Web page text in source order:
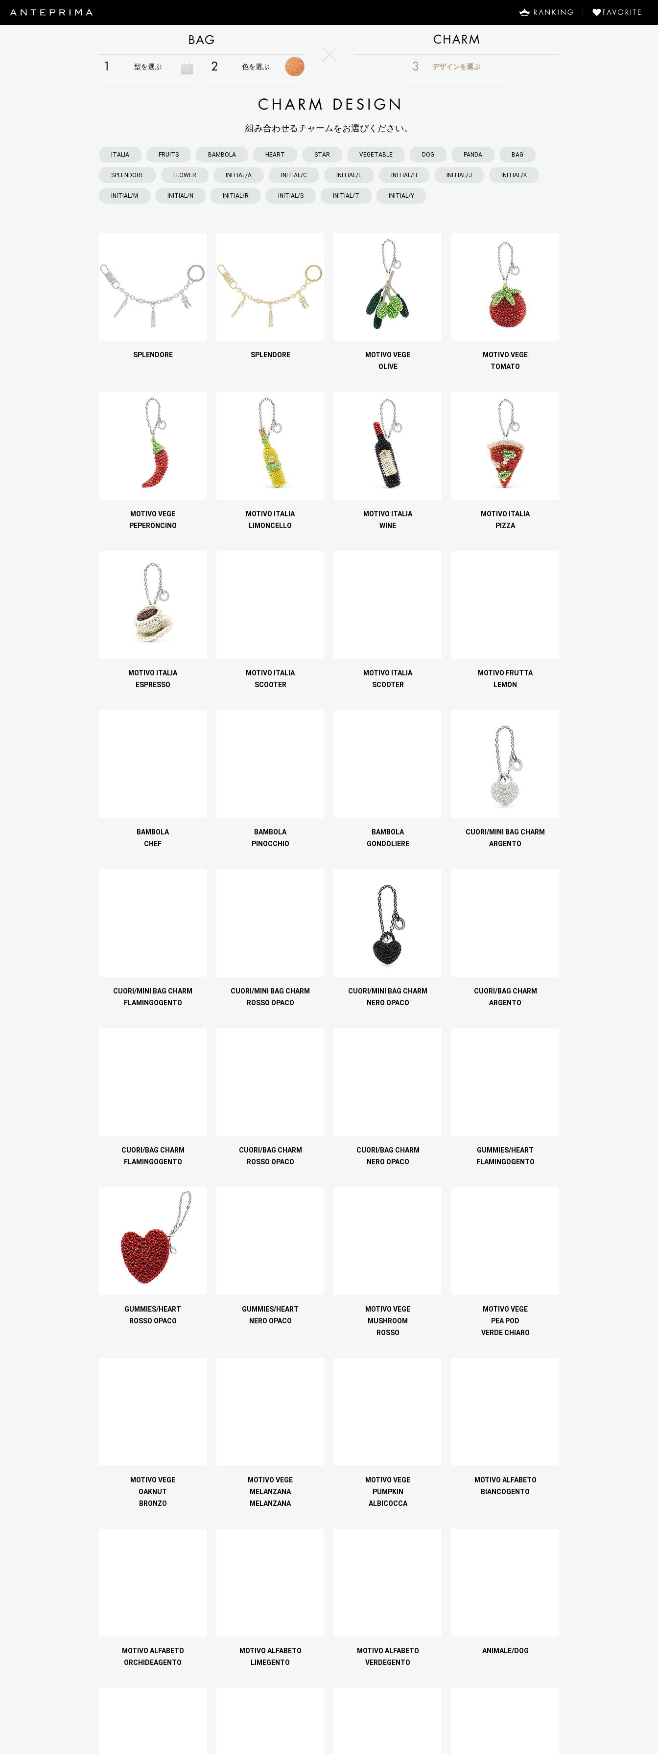
型を選ぶ 色を選ぶ デザインを選ぶ
組み合わせるチャームをお選びください。
ITALIA FRUITS BAMBOLA HEART STAR VEGETABLE DOG PANDA BAG
SPLENDORE FLOWER INITIAL/A INITIAL/C INITIAL/E INITIAL/H INITIAL/J INITIAL/K
INITIAL/M INITIAL/N INITIAL/R INITIAL/S INITIAL/T INITIAL/Y
SPLENDORE SPLENDORE
MOTIVO VEGE
OLIVE
MOTIVO VEGE
TOMATO
MOTIVO VEGE
PEPERONCINO
MOTIVO ITALIA
LIMONCELLO
MOTIVO ITALIA
WINE
MOTIVO ITALIA
PIZZA
MOTIVO ITALIA
ESPRESSO
MOTIVO ITALIA
SCOOTER
MOTIVO ITALIA
SCOOTER
MOTIVO FRUTTA
LEMON
BAMBOLA
CHEF
BAMBOLA
PINOCCHIO
BAMBOLA
GONDOLIERE
CUORI/MINI BAG CHARM
ARGENTO
CUORI/MINI BAG CHARM
FLAMINGOGENTO
CUORI/MINI BAG CHARM
ROSSO OPACO
CUORI/MINI BAG CHARM
NERO OPACO
CUORI/BAG CHARM
ARGENTO
CUORI/BAG CHARM
FLAMINGOGENTO
CUORI/BAG CHARM
ROSSO OPACO
CUORI/BAG CHARM
NERO OPACO
GUMMIES/HEART
FLAMINGOGENTO
GUMMIES/HEART
ROSSO OPACO
GUMMIES/HEART
NERO OPACO
MOTIVO VEGE
MUSHROOM
ROSSO
MOTIVO VEGE
PEA POD
VERDE CHIARO
MOTIVO VEGE
OAKNUT
BRONZO
MOTIVO VEGE
MELANZANA
MELANZANA
MOTIVO VEGE
PUMPKIN
ALBICOCCA
MOTIVO ALFABETO
BIANCOGENTO
MOTIVO ALFABETO
ORCHIDEAGENTO
MOTIVO ALFABETO
LIMEGENTO
MOTIVO ALFABETO
VERDEGENTO
ANIMALE/DOG